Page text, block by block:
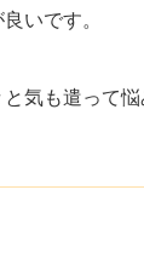
いです。
気も遣って悩